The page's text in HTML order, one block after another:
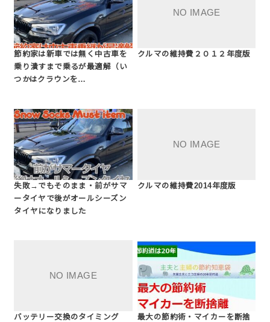
節約家は新車では無く中古車を
乗り潰すまで乗るが最適解（い
つかはクラウンを…
クルマの維持費２０１２年度版
失敗→でもそのまま・前がサマ
ータイヤで後がオールシーズン
タイヤになりました
クルマの維持費2014年度版
バッテリー交換のタイミング
最大の節約術・マイカーを断捨